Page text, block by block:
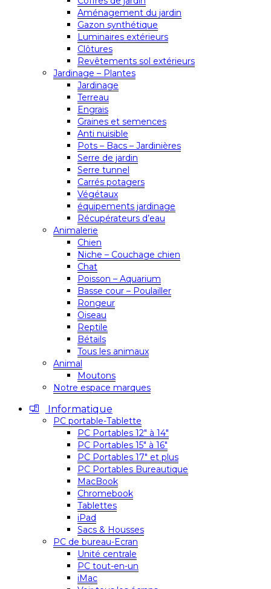
Aménagement du jardin
Gazon synthétique
Luminaires extérieurs
Clôtures
Revêtements sol extérieurs
Jardinage – Plantes
Jardinage
Terreau
Engrais
Graines et semences
Anti nuisible
Pots – Bacs – Jardinières
Serre de jardin
Serre tunnel
Carrés potagers
Végétaux
équipements jardinage
Récupérateurs d’eau
Animalerie
Chien
Niche – Couchage chien
Chat
Poisson – Aquarium
Basse cour – Poulailler
Rongeur
Oiseau
Reptile
Bétails
Tous les animaux
Animal
Moutons
Notre espace marques
Informatique
PC portable-Tablette
PC Portables 12″ à 14″
PC Portables 15″ à 16″
PC Portables 17″ et plus
PC Portables Bureautique
MacBook
Chromebook
Tablettes
iPad
Sacs & Housses
PC de bureau-Ecran
Unité centrale
PC tout-en-un
iMac